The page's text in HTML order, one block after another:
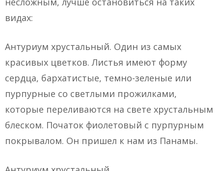
видах:
Антуриум хрустальный. Один из самых
красивых цветков. Листья имеют форму
сердца, бархатистые, темно-зеленые или
пурпурные со светлыми прожилками,
которые переливаются на свете хрустальным
блеском. Початок фиолетовый с пурпурным
покрывалом. Он пришел к нам из Панамы.